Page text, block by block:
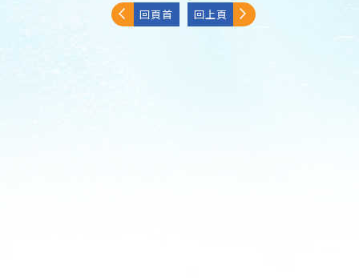
回頁首 回上頁